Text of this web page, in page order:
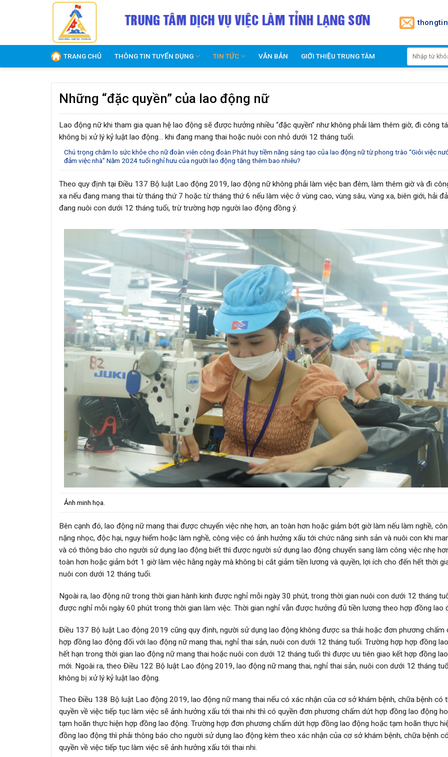
TRANG CHỦ THÔNG TIN TUYỂN DỤNG TIN TỨC VĂN BẢN GIỚI THIỆU TRUNG TÂM
Những “đặc quyền” của lao động nữ
Lao động nữ khi tham gia quan hệ lao động sẽ được hưởng nhiều “đặc quyền” như không phải làm thêm giờ, đi công
không bị xử lý kỷ luật lao động… khi đang mang thai hoặc nuôi con nhỏ dưới 12 tháng tuổi.
Chú trọng chăm lo sức khỏe cho nữ đoàn viên công đoàn Phát huy tiềm năng sáng tạo của lao động nữ từ phong trào “Giỏi việc
đảm việc nhà” Năm 2024 tuổi nghỉ hưu của người lao động tăng thêm bao nhiêu?
Theo quy định tại Điều 137 Bộ luật Lao động 2019, lao động nữ không phải làm việc ban đêm, làm thêm giờ và đi
xa nếu đang mang thai từ tháng thứ 7 hoặc từ tháng thứ 6 nếu làm việc ở vùng cao, vùng sâu, vùng xa, biên giới, hải
đang nuôi con dưới 12 tháng tuổi, trừ trường hợp người lao động đồng ý.
Ảnh minh họa.
Bên cạnh đó, lao động nữ mang thai được chuyển việc nhẹ hơn, an toàn hơn hoặc giảm bớt giờ làm nếu làm nghề,
nặng nhọc, độc hại, nguy hiểm hoặc làm nghề, công việc có ảnh hưởng xấu tới chức năng sinh sản và nuôi con khi
và có thông báo cho người sử dụng lao động biết thì được người sử dụng lao động chuyển sang làm công việc nhẹ
toàn hơn hoặc giảm bớt 1 giờ làm việc hằng ngày mà không bị cắt giảm tiền lương và quyền, lợi ích cho đến hết thời
nuôi con dưới 12 tháng tuổi.
Ngoài ra, lao động nữ trong thời gian hành kinh được nghỉ mỗi ngày 30 phút, trong thời gian nuôi con dưới 12 tháng
được nghỉ mỗi ngày 60 phút trong thời gian làm việc. Thời gian nghỉ vẫn được hưởng đủ tiền lương theo hợp đồng lao
Điều 137 Bộ luật Lao động 2019 cũng quy định, người sử dụng lao động không được sa thải hoặc đơn phương chấm
hợp đồng lao động đối với lao động nữ mang thai, nghỉ thai sản, nuôi con dưới 12 tháng tuổi. Trường hợp hợp đồng
hết hạn trong thời gian lao động nữ mang thai hoặc nuôi con dưới 12 tháng tuổi thì được ưu tiên giao kết hợp đồng
mới. Ngoài ra, theo Điều 122 Bộ luật Lao động 2019, lao động nữ mang thai, nghỉ thai sản, nuôi con dưới 12 tháng
không bị xử lý kỷ luật lao động.
Theo Điều 138 Bộ luật Lao động 2019, lao động nữ mang thai nếu có xác nhận của cơ sở khám bệnh, chữa bệnh có
quyền về việc tiếp tục làm việc sẽ ảnh hưởng xấu tới thai nhi thì có quyền đơn phương chấm dứt hợp đồng lao động
tạm hoãn thực hiện hợp đồng lao động. Trường hợp đơn phương chấm dứt hợp đồng lao động hoặc tạm hoãn thực
đồng lao động thì phải thông báo cho người sử dụng lao động kèm theo xác nhận của cơ sở khám bệnh, chữa bệnh
quyền về việc tiếp tục làm việc sẽ ảnh hưởng xấu tới thai nhi.